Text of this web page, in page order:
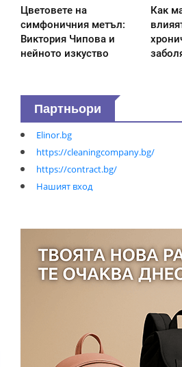
Цветовете на
симфоничния метъл:
Виктория Чипова и
нейното изкуство
Как
Партньори
Elinor.bg
https://cleaningcompany.bg/
https://contract.bg/
Нашият вход